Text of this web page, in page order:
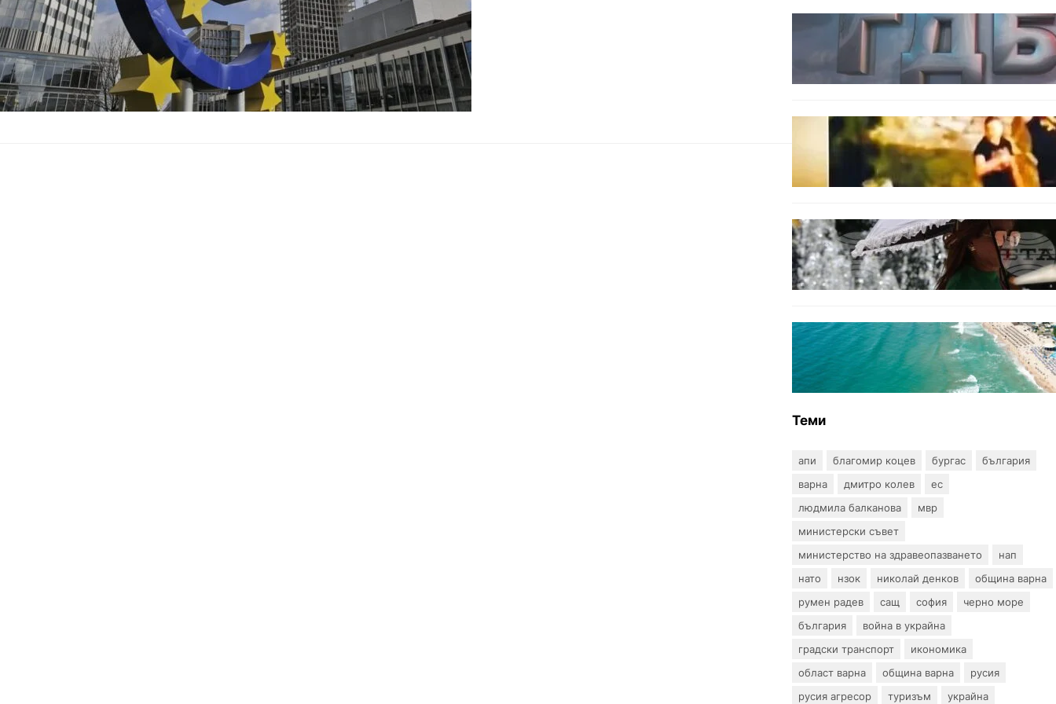
БЪЛГАРИЯ
Наркобарон с мрежа от 14
нелегални лаборатории е
задържан у нас
ОБЩЕСТВО
Скандалът в Банско: Имало ли
е провокация от италианските
младежи преди нацистките
нападки?
БЕЗ КАТЕГОРИЯ
Жега до 37°: НИМХ обяви
оранжев и жълт код за опасно
време
ИКОНОМИКА
Интерактивна карта показва
всички водни бази по
Черноморието
Теми
апи благомир коцев бургас
българия
варна
дмитро колев
ес
людмила балканова
мвр
министерски съвет
министерство на здравеопазването
нап
нато
нзок николай денков
община варна
румен радев
сащ софия
черно море
българия
война в украйна
градски транспорт
икономика
област варна
община варна
русия
русия агресор
туризъм украйна